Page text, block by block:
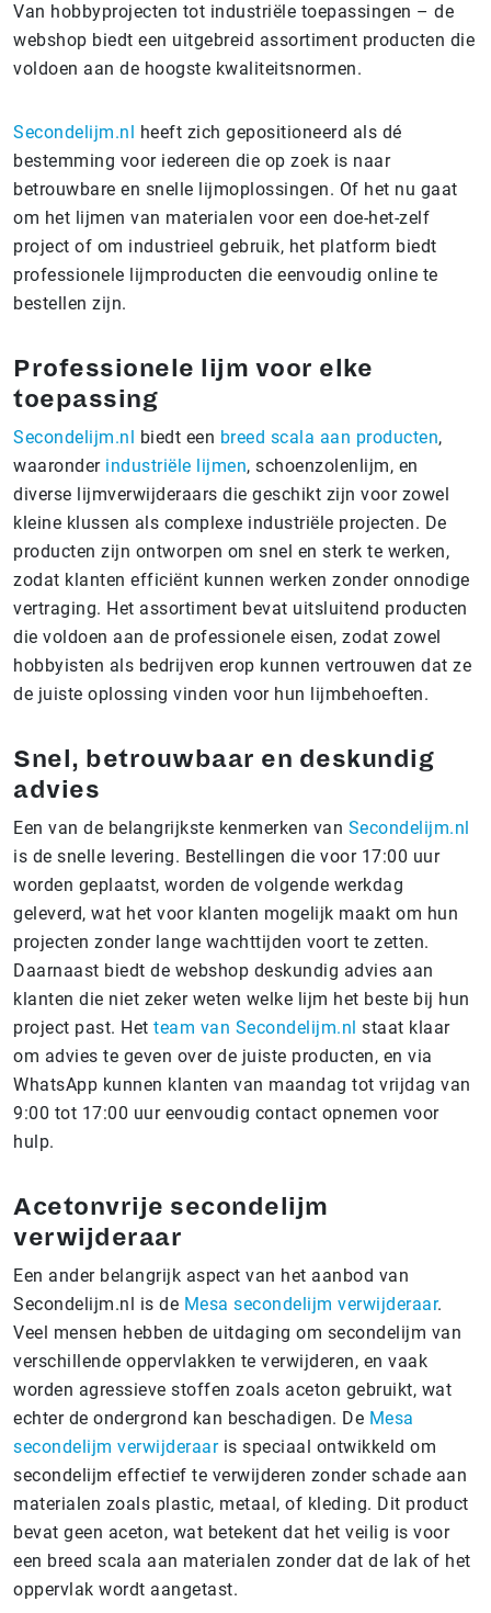
Van hobbyprojecten tot industriële toepassingen – de
webshop biedt een uitgebreid assortiment producten die
voldoen aan de hoogste kwaliteitsnormen.
Secondelijm.nl
heeft zich gepositioneerd als dé
bestemming voor iedereen die op zoek is naar
betrouwbare en snelle lijmoplossingen. Of het nu gaat
om het lijmen van materialen voor een doe-het-zelf
project of om industrieel gebruik, het platform biedt
professionele lijmproducten die eenvoudig online te
bestellen zijn.
Professionele lijm voor elke
toepassing
Secondelijm.nl biedt een breed scala aan producten,
waaronder industriële lijmen, schoenzolenlijm, en
diverse lijmverwijderaars die geschikt zijn voor zowel
kleine klussen als complexe industriële projecten. De
producten zijn ontworpen om snel en sterk te werken,
zodat klanten efficiënt kunnen werken zonder onnodige
vertraging. Het assortiment bevat uitsluitend producten
die voldoen aan de professionele eisen, zodat zowel
hobbyisten als bedrijven erop kunnen vertrouwen dat ze
de juiste oplossing vinden voor hun lijmbehoeften.
Snel, betrouwbaar en deskundig
advies
Een van de belangrijkste kenmerken van Secondelijm.nl
is de snelle levering. Bestellingen die voor 17:00 uur
worden geplaatst, worden de volgende werkdag
geleverd, wat het voor klanten mogelijk maakt om hun
projecten zonder lange wachttijden voort te zetten.
Daarnaast biedt de webshop deskundig advies aan
klanten die niet zeker weten welke lijm het beste bij hun
project past. Het team van Secondelijm.nl staat klaar
om advies te geven over de juiste producten, en via
WhatsApp kunnen klanten van maandag tot vrijdag van
9:00 tot 17:00 uur eenvoudig contact opnemen voor
hulp.
Acetonvrije secondelijm
verwijderaar
Een ander belangrijk aspect van het aanbod van
Secondelijm.nl is de Mesa secondelijm verwijderaar.
Veel mensen hebben de uitdaging om secondelijm van
verschillende oppervlakken te verwijderen, en vaak
worden agressieve stoffen zoals aceton gebruikt, wat
echter de ondergrond kan beschadigen. De Mesa
secondelijm verwijderaaris speciaal ontwikkeld om
secondelijm effectief te verwijderen zonder schade aan
materialen zoals plastic, metaal, of kleding. Dit product
bevat geen aceton, wat betekent dat het veilig is voor
een breed scala aan materialen zonder dat de lak of het
oppervlak wordt aangetast.